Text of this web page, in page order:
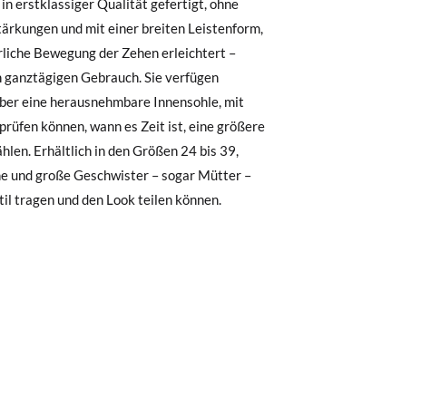
tragen und den Look teilen können.
können Sie ganz einfach eine kostenlose
zu starten. Wenn Sie als Gast bestellt
sowie die beim Kauf verwendete E-
Postfach gesendet.
Verwendung des bereitgestellten
gewünschte Größe oder den